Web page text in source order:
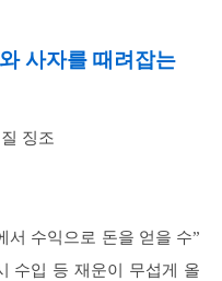
사자를 때려잡는
징조
서 수익으로 돈을 얻을 수”
수입 등 재운이 무섭게 올